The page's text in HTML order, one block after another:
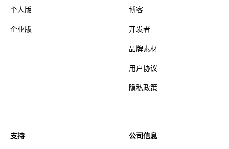
个人版
企业版
博客
开发者
品牌素材
用户协议
隐私政策
支持 公司信息